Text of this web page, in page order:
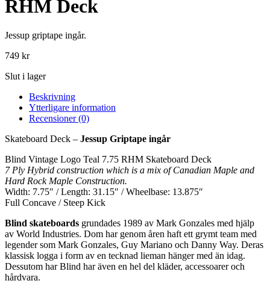
RHM Deck
Jessup griptape ingår.
749 kr
Slut i lager
Beskrivning
Ytterligare information
Recensioner (0)
Skateboard Deck – Jessup Griptape ingår
Blind Vintage Logo Teal 7.75 RHM Skateboard Deck
7 Ply Hybrid construction which is a mix of Canadian Maple and
Hard Rock Maple Construction.
Width: 7.75″ / Length: 31.15″ / Wheelbase: 13.875″
Full Concave / Steep Kick
Blind skateboards grundades 1989 av Mark Gonzales med hjälp
av World Industries. Dom har genom åren haft ett grymt team med
legender som Mark Gonzales, Guy Mariano och Danny Way. Deras
klassisk logga i form av en tecknad lieman hänger med än idag.
Dessutom har Blind har även en hel del kläder, accessoarer och
hårdvara.